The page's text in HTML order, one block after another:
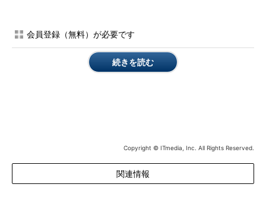
ンジニアなら思います。ところが実際にやってみると、予期せぬ
理由でシステムがダウンする。技術の理屈はあっているはずなの
に、どうしてだろうと思うことが多い。
――それは、私も似たような経験をしてきたので分かります。な
んでそんなことになるのだろうと思いますよね。
会員登録（無料）が必要です
続きを読む
Copyright © ITmedia, Inc. All Rights Reserved.
関連情報